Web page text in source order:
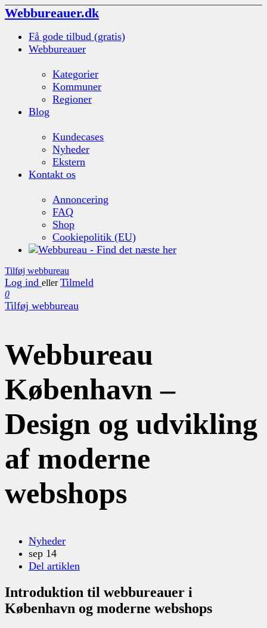
Webbureauer.dk
Få gode tilbud (gratis)
Webbureauer
Kategorier
Kommuner
Regioner
Blog
Kundecases
Nyheder
Ekstern
Kontakt os
Annoncering
FAQ
Shop
Cookiepolitik (EU)
Tilføj webbureau
Log ind eller Tilmeld
0
Tilføj webbureau
Webbureau
København –
Design og udvikling
af moderne
webshops
Nyheder
sep 14
Del artiklen
Introduktion til webbureauer i
København og moderne webshops